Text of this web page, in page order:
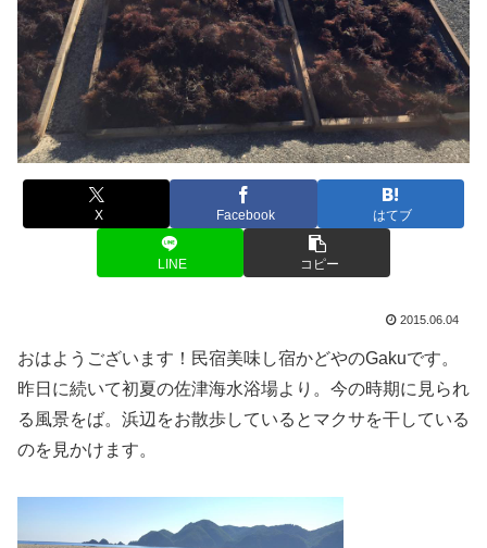
X Facebook はてブ
LINE コピー
2015.06.04
おはようございます！民宿美味し宿かどやのGakuです。
昨日に続いて初夏の佐津海水浴場より。今の時期に見られ
る風景をば。浜辺をお散歩しているとマクサを干している
のを見かけます。